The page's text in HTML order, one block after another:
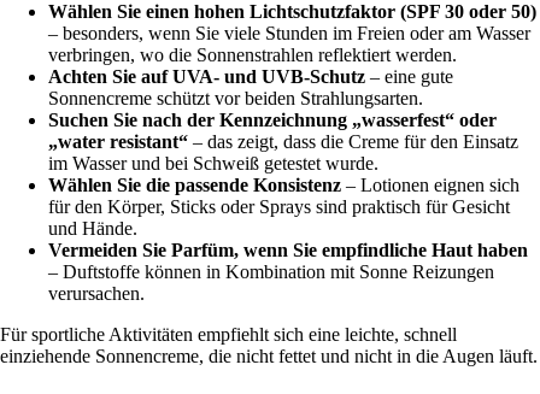
Wählen Sie einen hohen Lichtschutzfaktor (SPF 30 oder 50)
– besonders, wenn Sie viele Stunden im Freien oder am Wasser
verbringen, wo die Sonnenstrahlen reflektiert werden.
Achten Sie auf UVA- und UVB-Schutz – eine gute
Sonnencreme schützt vor beiden Strahlungsarten.
Suchen Sie nach der Kennzeichnung „wasserfest“ oder
„water resistant“ – das zeigt, dass die Creme für den Einsatz
im Wasser und bei Schweiß getestet wurde.
Wählen Sie die passende Konsistenz – Lotionen eignen sich
für den Körper, Sticks oder Sprays sind praktisch für Gesicht
und Hände.
Vermeiden Sie Parfüm, wenn Sie empfindliche Haut haben
– Duftstoffe können in Kombination mit Sonne Reizungen
verursachen.
Für sportliche Aktivitäten empfiehlt sich eine leichte, schnell
einziehende Sonnencreme, die nicht fettet und nicht in die Augen läuft.